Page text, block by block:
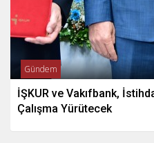
Gündem
İŞKUR ve Vakıfbank,
Çalışma Yürütecek